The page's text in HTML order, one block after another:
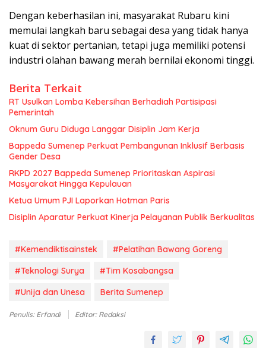
Dengan keberhasilan ini, masyarakat Rubaru kini
memulai langkah baru sebagai desa yang tidak hanya
kuat di sektor pertanian, tetapi juga memiliki potensi
industri olahan bawang merah bernilai ekonomi tinggi.
Berita Terkait
RT Usulkan Lomba Kebersihan Berhadiah Partisipasi
Pemerintah
Oknum Guru Diduga Langgar Disiplin Jam Kerja
Bappeda Sumenep Perkuat Pembangunan Inklusif Berbasis
Gender Desa
RKPD 2027 Bappeda Sumenep Prioritaskan Aspirasi
Masyarakat Hingga Kepulauan
Ketua Umum PJI Laporkan Hotman Paris
Disiplin Aparatur Perkuat Kinerja Pelayanan Publik Berkualitas
#Kemendiktisainstek
#Pelatihan Bawang Goreng
#Teknologi Surya
#Tim Kosabangsa
#Unija dan Unesa
Berita Sumenep
Penulis: Erfandi Editor: Redaksi